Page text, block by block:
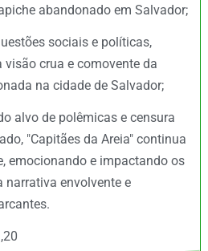
abandonado em Salvador;
sociais e políticas,
visão crua e comovente da
na cidade de Salvador;
alvo de polêmicas e censura
"Capitães da Areia" continua
emocionando e impactando os
narrativa envolvente e